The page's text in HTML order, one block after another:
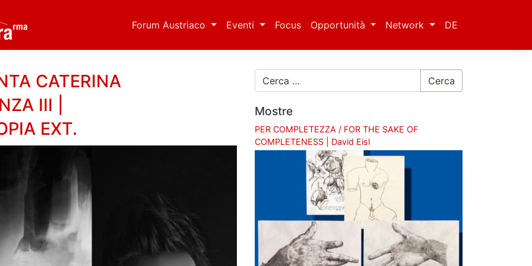
Forum Austriaco Eventi Focus Opportunità Network DE
CATERINA
III |
EXT.
Cerca
Mostre
PER COMPLETEZZA / FOR THE SAKE OF
COMPLETENESS | David Eisl